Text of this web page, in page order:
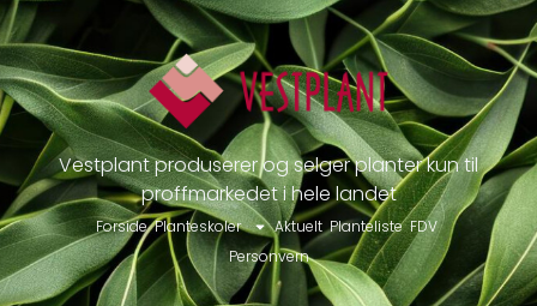
Vestplant produserer og selger planter kun til
proffmarkedet i hele landet
Forside Planteskoler Aktuelt Planteliste FDV
Personvern